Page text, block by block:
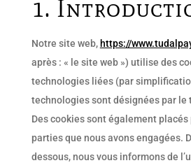
1.
Notre site web, https://
après : « le site web ») utilise des
technologies liées (par
technologies sont désignées par le
Des cookies sont également
parties que nous avons engagées.
dessous, nous vous informons de